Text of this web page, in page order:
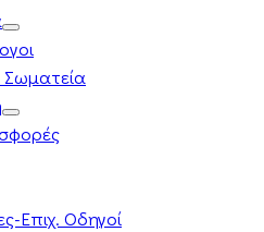
Σωματεία
Επιχ. Οδηγοί